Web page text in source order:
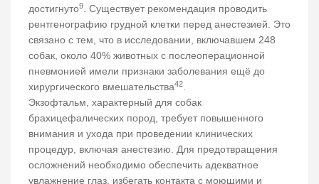
достигнуто9. Существует рекомендация проводить
рентгенографию грудной клетки перед анестезией. Это
связано с тем, что в исследовании, включавшем 248
собак, около 40% животных с послеоперационной
пневмонией имели признаки заболевания ещё до
хирургического вмешательства42.
Экзофтальм, характерный для собак
брахицефалических пород, требует повышенного
внимания и ухода при проведении клинических
процедур, включая анестезию. Для предотвращения
осложнений необходимо обеспечить адекватное
увлажнение глаз, избегать контакта с моющими и